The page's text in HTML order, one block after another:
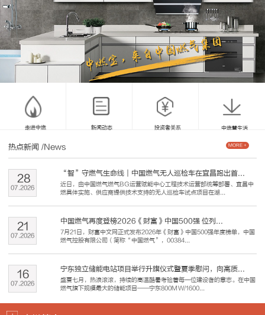
走进中燃 新闻动态 投资者关系 中燃慧生活
热点新闻 /News
“智”守燃气生命线｜中国燃气无人巡检车在宜昌跑出首...
近日，由中国燃气燃气BG运营赋能中心工程技术运营部统筹部署、宜昌中
燃具体实施、供应商提供技术支持的无人巡检车试点项目在湖...
07.2026
28
中国燃气再度登榜2026《财富》中国500强 位列...
7月21日，财富中文网正式发布2026年《财富》中国500强年度榜单，中国
燃气控股有限公司（简称“中国燃气”，00384...
07.2026
21
宁东独立储能电站项目举行升旗仪式暨夏季慰问，向高质...
盛夏七月，热浪滚滚，持续的高温酷暑考验着每一位建设者的意志。在中国
燃气旗下规模最大的储能项目——宁东800MW/1600...
07.2026
16
MORE +